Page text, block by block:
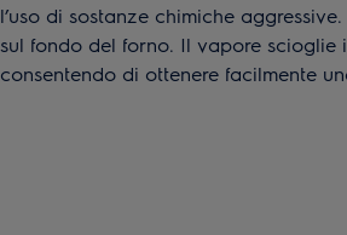
l’uso di sostanze chimiche
sul fondo del forno. Il vapore scioglie
consentendo di ottenere facilmente